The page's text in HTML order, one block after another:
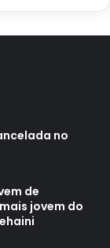
um pouco
é só aplicar
resultados.
no
de
jovem do